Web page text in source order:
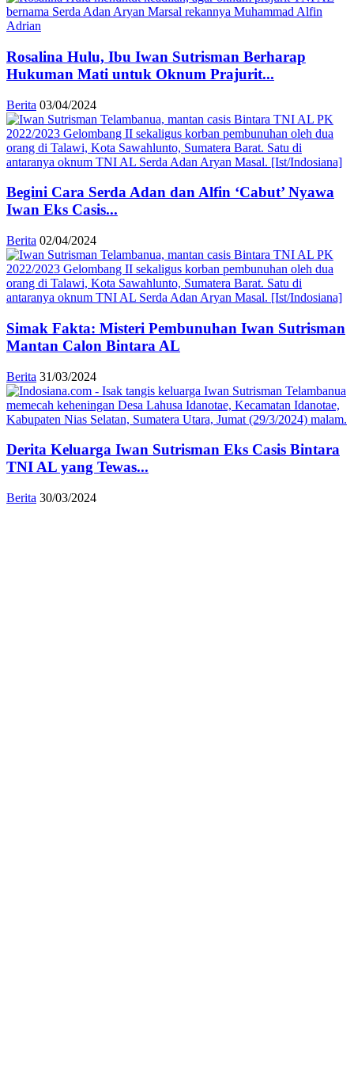
Rosalina Hulu, Ibu Iwan Sutrisman Berharap
Hukuman Mati untuk Oknum Prajurit...
Berita 03/04/2024
Begini Cara Serda Adan dan Alfin ‘Cabut’ Nyawa
Iwan Eks Casis...
Berita 02/04/2024
Simak Fakta: Misteri Pembunuhan Iwan Sutrisman
Mantan Calon Bintara AL
Berita 31/03/2024
Derita Keluarga Iwan Sutrisman Eks Casis Bintara
TNI AL yang Tewas...
Berita 30/03/2024